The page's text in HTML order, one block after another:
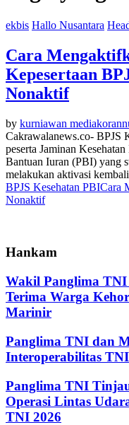
ekbis Hallo Nusantara
Cara
Kepesertaan
Nonaktif
by kurniawan
Cakrawalanews.co- BPJS
peserta Jaminan
Bantuan Iuran (PBI) yang
melakukan aktivasi
BPJS Kesehatan PBICara
Nonaktif
Hankam
Wakil Panglima TNI
Terima Warga
Marinir
Panglima TNI dan
Interoperabilitas TNI
Panglima TNI
Operasi Lintas
TNI 2026